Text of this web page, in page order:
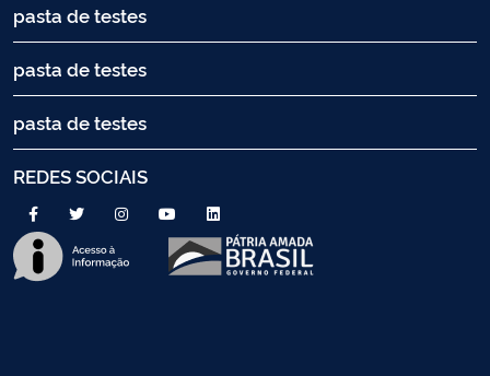
pasta de testes
pasta de testes
pasta de testes
REDES SOCIAIS